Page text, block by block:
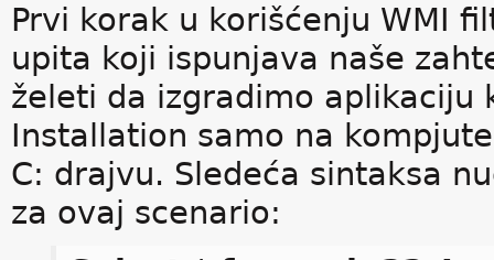
Prvi korak u korišćenju WMI
upita koji ispunjava naše
želeti da izgradimo aplikaciju
Installation samo na
C: drajvu. Sledeća sintaksa
za ovaj scenario: